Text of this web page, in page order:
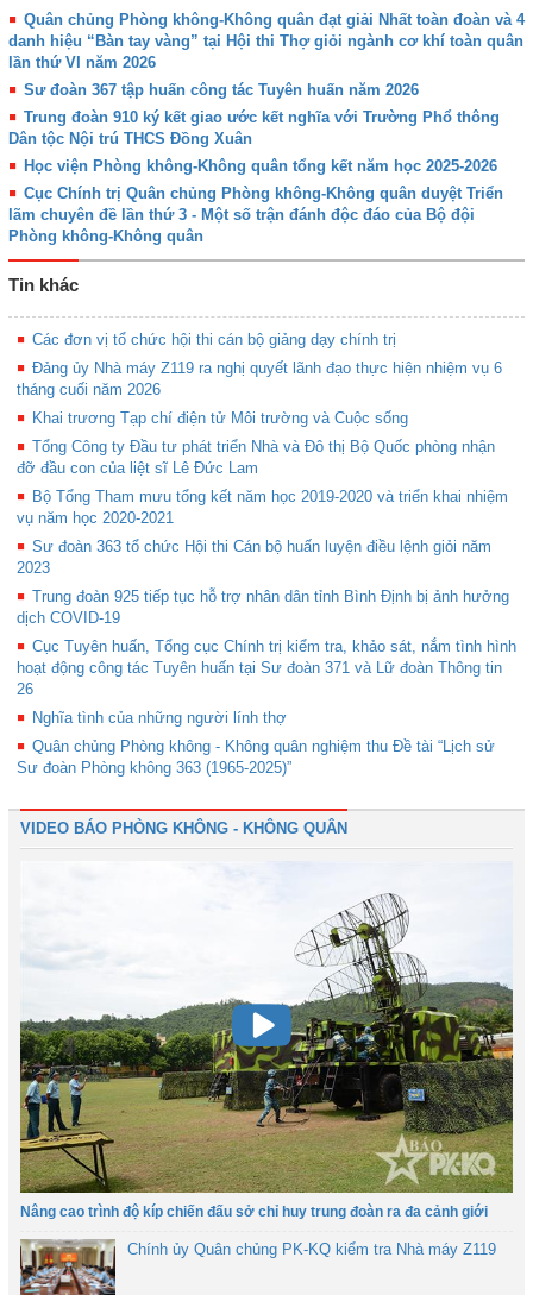
Quân chủng Phòng không-Không quân đạt giải Nhất toàn đoàn và 4
danh hiệu “Bàn tay vàng” tại Hội thi Thợ giỏi ngành cơ khí toàn quân
lần thứ VI năm 2026
Sư đoàn 367 tập huấn công tác Tuyên huấn năm 2026
Trung đoàn 910 ký kết giao ước kết nghĩa với Trường Phổ thông
Dân tộc Nội trú THCS Đồng Xuân
Học viện Phòng không-Không quân tổng kết năm học 2025-2026
Cục Chính trị Quân chủng Phòng không-Không quân duyệt Triển
lãm chuyên đề lần thứ 3 - Một số trận đánh độc đáo của Bộ đội
Phòng không-Không quân
Tin khác
Các đơn vị tổ chức hội thi cán bộ giảng dạy chính trị
Đảng ủy Nhà máy Z119 ra nghị quyết lãnh đạo thực hiện nhiệm vụ 6
tháng cuối năm 2026
Khai trương Tạp chí điện tử Môi trường và Cuộc sống
Tổng Công ty Đầu tư phát triển Nhà và Đô thị Bộ Quốc phòng nhận
đỡ đầu con của liệt sĩ Lê Đức Lam
Bộ Tổng Tham mưu tổng kết năm học 2019-2020 và triển khai nhiệm
vụ năm học 2020-2021
Sư đoàn 363 tổ chức Hội thi Cán bộ huấn luyện điều lệnh giỏi năm
2023
Trung đoàn 925 tiếp tục hỗ trợ nhân dân tỉnh Bình Định bị ảnh hưởng
dịch COVID-19
Cục Tuyên huấn, Tổng cục Chính trị kiểm tra, khảo sát, nắm tình hình
hoạt động công tác Tuyên huấn tại Sư đoàn 371 và Lữ đoàn Thông tin
26
Nghĩa tình của những người lính thợ
Quân chủng Phòng không - Không quân nghiệm thu Đề tài “Lịch sử
Sư đoàn Phòng không 363 (1965-2025)”
VIDEO BÁO PHÒNG KHÔNG - KHÔNG QUÂN
Nâng cao trình độ kíp chiến đấu sở chỉ huy trung đoàn ra đa cảnh giới
Chính ủy Quân chủng PK-KQ kiểm tra Nhà máy Z119